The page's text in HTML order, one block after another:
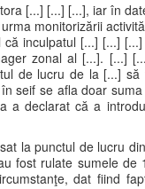
[...] [...] [...], iar în
monitorizării
inculpatul [...] [...]
zonal al [...]. [...]
de lucru de la [...]
seif se afla doar
a declarat că a
la punctul de lucru
fost rulate sumele de
dat fiind